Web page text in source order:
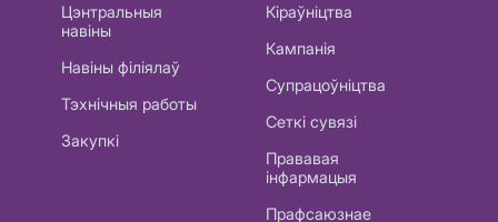
Цэнтральныя
навіны
Навіны філіялаў
Тэхнічныя работы
Закупкі
Кіраўніцтва
Кампанія
Супрацоўніцтва
Сеткі сувязі
Прававая
інфармацыя
Прафсаюзнае